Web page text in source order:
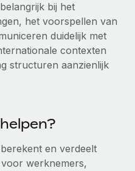
op
over
Gusto- en Xero-
Management Plus
om alle soorten bedrijven
bij het
het voorspellen van
duidelijk met
contexten
structuren aanzienlijk
en verdeelt
werknemers,